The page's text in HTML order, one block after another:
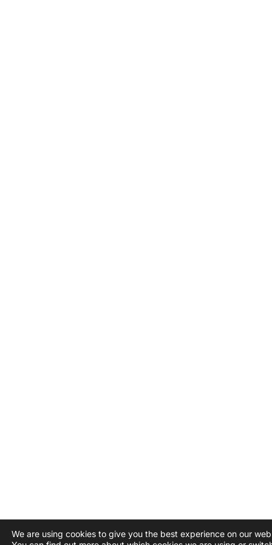
We are using cookies to give you the best experience on our